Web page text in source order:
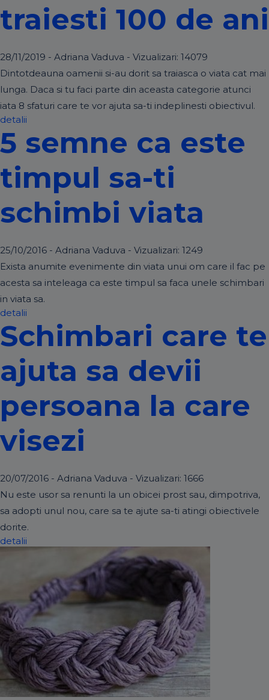
traiesti 100 de ani
28/11/2019 - Adriana Vaduva - Vizualizari: 14079
Dintotdeauna oamenii si-au dorit sa traiasca o viata cat mai
lunga. Daca si tu faci parte din aceasta categorie atunci
iata 8 sfaturi care te vor ajuta sa-ti indeplinesti obiectivul.
detalii
5 semne ca este
timpul sa-ti
schimbi viata
25/10/2016 - Adriana Vaduva - Vizualizari: 1249
Exista anumite evenimente din viata unui om care il fac pe
acesta sa inteleaga ca este timpul sa faca unele schimbari
in viata sa.
detalii
Schimbari care te
ajuta sa devii
persoana la care
visezi
20/07/2016 - Adriana Vaduva - Vizualizari: 1666
Nu este usor sa renunti la un obicei prost sau, dimpotriva,
sa adopti unul nou, care sa te ajute sa-ti atingi obiectivele
dorite.
detalii